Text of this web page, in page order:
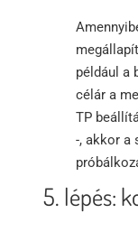
például a
célár a
TP
-, akkor a
5. lépés: